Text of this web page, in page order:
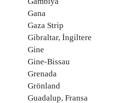
Gana
Gaza Strip
Gibraltar, İngiltere
Gine
Gine-Bissau
Grenada
Grönland
Guadalup, Fransa